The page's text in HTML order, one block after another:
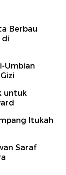
Berbau
di
Umbian
untuk
Itukah
Saraf